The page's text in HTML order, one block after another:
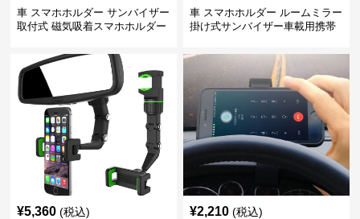
車 スマホホルダー サンバイザー
取付式 磁気吸着スマホホルダー
車 スマホホルダー ルームミラー
掛け式サンバイザー車載用携帯
¥5,360 (税込) ¥2,210 (税込)